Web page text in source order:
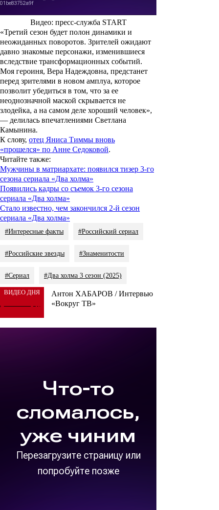
Видео: пресс-служба START
«Третий сезон будет полон динамики и
неожиданных поворотов. Зрителей ожидают
давно знакомые персонажи, изменившиеся
вследствие трансформационных событий.
Моя героиня, Вера Надеждовна, предстанет
перед зрителями в новом амплуа, которое
позволит убедиться в том, что за ее
неоднозначной маской скрывается не
злодейка, а на самом деле хороший человек»,
— делилась впечатлениями Светлана
Камынина.
К слову, отец Яниса Тиммы вновь
«прошелся» по Анне Седоковой.
Читайте также:
Мужчины в матриархате: появился тизер 3-го
сезона сериала «Два холма»
Появились кадры со съемок 3-го сезона
сериала «Два холма»
Стало известно, чем закончился 2-й сезон
сериала «Два холма»
#Интересные факты #Российский сериал
#Российские звезды #Знаменитости
#Сериал #Два холма 3 сезон (2025)
ВИДЕО ДНЯ
Антон ХАБАРОВ / Интервью
«Вокруг ТВ»